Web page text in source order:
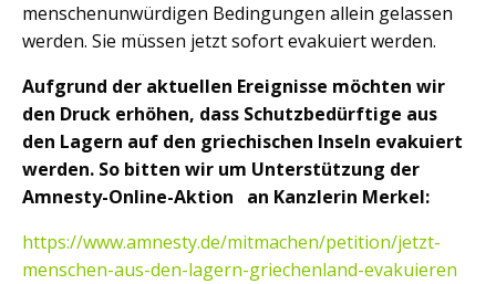
menschenunwürdigen Bedingungen allein gelassen
werden. Sie müssen jetzt sofort evakuiert werden.
Aufgrund der aktuellen Ereignisse möchten wir
den Druck erhöhen, dass Schutzbedürftige aus
den Lagern auf den griechischen Inseln evakuiert
werden. So bitten wir um Unterstützung der
Amnesty-Online-Aktion an Kanzlerin Merkel:
https://www.amnesty.de/mitmachen/petition/jetzt-
menschen-aus-den-lagern-griechenland-evakuieren